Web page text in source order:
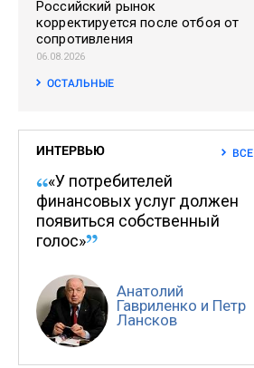
Российский рынок
корректируется после отбоя от
сопротивления
06.08.2026
ОСТАЛЬНЫЕ
ИНТЕРВЬЮ ВСЕ
«У потребителей
финансовых услуг должен
появиться собственный
голос»
Анатолий
Гавриленко и Петр
Лансков